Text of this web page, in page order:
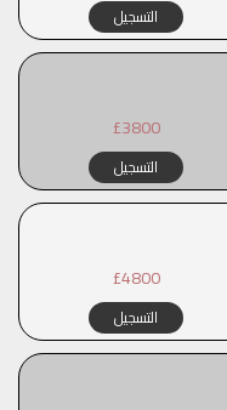
التسجيل
£3800
التسجيل
£4800
التسجيل